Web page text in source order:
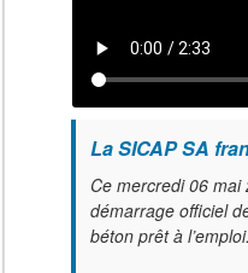
La SICAP SA
Ce mercredi 06
démarrage officiel
béton prêt à l’emploi.